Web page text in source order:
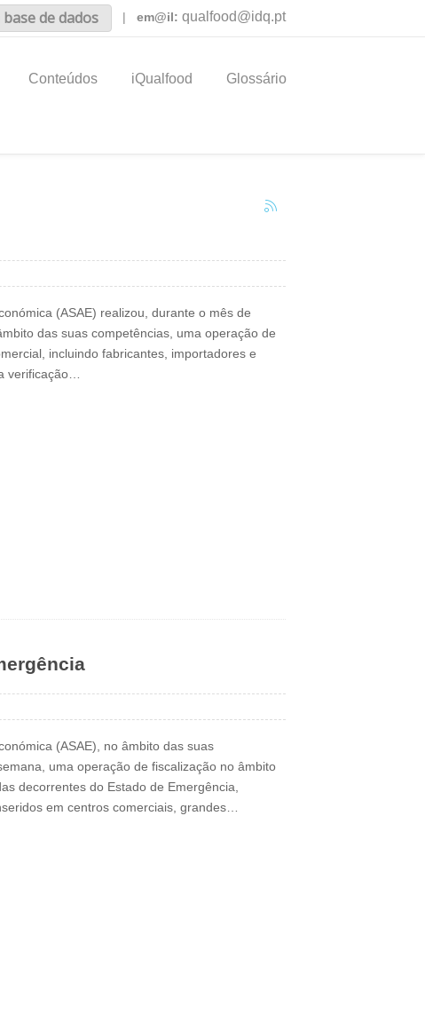
base de dados | em@il: qualfood@idq.pt
Conteúdos iQualfood Glossário
(ASAE) realizou, durante o mês de
das suas competências, uma operação de
incluindo fabricantes, importadores e
verificação…
(ASAE), no âmbito das suas
uma operação de fiscalização no âmbito
decorrentes do Estado de Emergência,
em centros comerciais, grandes…